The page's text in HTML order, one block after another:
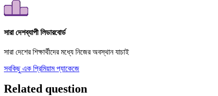
সারা দেশব্যাপী লিডারবোর্ড
সারা দেশের শিক্ষার্থীদের মধ্যে নিজের অবস্থান যাচাই
সবকিছু এক প্রিমিয়াম প্যাকেজে
Related question